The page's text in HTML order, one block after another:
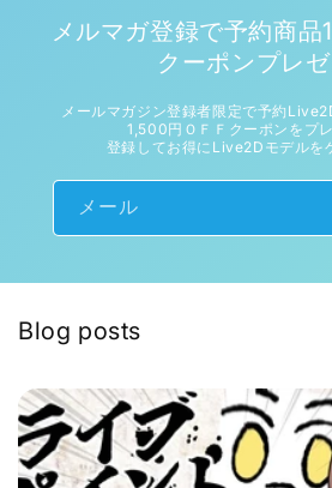
メルマガ登録で予約商品
クーポンプレゼ
メールマガジン登録者限定で予約
1,500円ＯＦＦクーポンをプ
登録してお得にLive2Dモデルを
メール
Blog posts